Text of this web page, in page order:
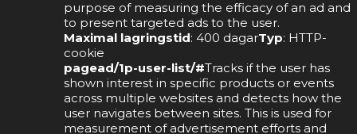
purpose of measuring the efficacy of an ad and
to present targeted ads to the user.
Maximal lagringstid: 400 dagarTyp: HTTP-
cookie
pagead/1p-user-list/#Tracks if the user has
shown interest in specific products or events
across multiple websites and detects how the
user navigates between sites. This is used for
measurement of advertisement efforts and